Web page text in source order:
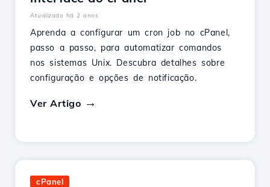
Atualizado há 2 anos
Aprenda a configurar um cron job no cPanel,
passo a passo, para automatizar comandos
nos sistemas Unix. Descubra detalhes sobre
configuração e opções de notificação.
Ver Artigo
cPanel